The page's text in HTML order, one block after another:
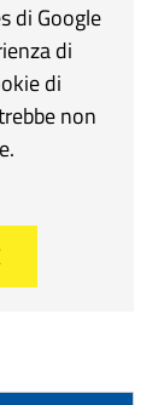
di Google
di
di
non